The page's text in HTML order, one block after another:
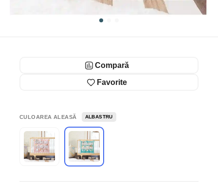
Compară
Favorite
CULOAREA ALEASĂ ALBASTRU